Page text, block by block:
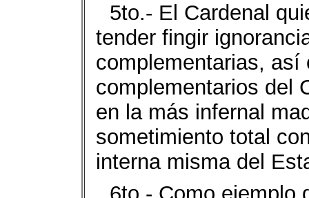
5to.- El Cardenal
tender fingir
complementarias, así
comple­mentarios del
en la más infernal
someti­miento total
interna misma del